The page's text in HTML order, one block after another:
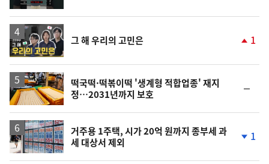
영
상
그 해 우리의 고민은 1
떡국떡·떡볶이떡 '생계형 적합업종' 재지
정…2031년까지 보호
일
거주용 1주택, 시가 20억 원까지 종부세 과
세 대상서 제외
1